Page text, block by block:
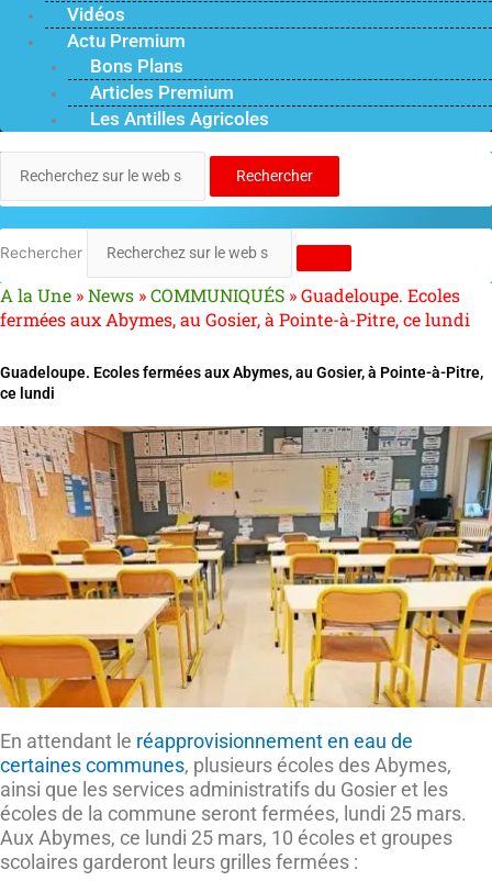
Vidéos
Actu Premium
Bons Plans
Articles Premium
Les Antilles Agricoles
Rechercher
Rechercher
A la Une »News »COMMUNIQUÉS »Guadeloupe. Ecoles
fermées aux Abymes, au Gosier, à Pointe-à-Pitre, ce lundi
Guadeloupe. Ecoles fermées aux Abymes, au Gosier, à Pointe-à-Pitre,
ce lundi
En attendant le réapprovisionnement en eau de
certaines communes, plusieurs écoles des Abymes,
ainsi que les services administratifs du Gosier et les
écoles de la commune seront fermées, lundi 25 mars.
Aux Abymes, ce lundi 25 mars, 10 écoles et groupes
scolaires garderont leurs grilles fermées :